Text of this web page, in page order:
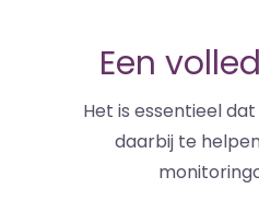
Een
Het is essentieel
daarbij te